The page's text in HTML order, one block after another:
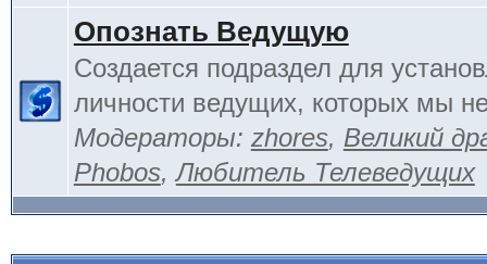
Опознать Ведущую
Создается подраздел для
личности ведущих, которых мы
Модераторы: zhores, Великий
Phobos,Любитель Телеведущих